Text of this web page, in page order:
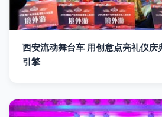
西安流动舞台车 用创意点亮礼仪庆
引擎